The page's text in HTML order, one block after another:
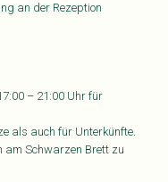
an der Rezeption
– 21:00 Uhr für
als auch für Unterkünfte.
am Schwarzen Brett zu